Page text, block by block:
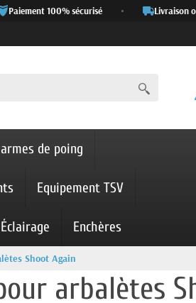
Paiement 100% sécurisé Livraison
de poing
Equipement TSV
Éclairage Enchères
Shoot Again
arbalètes